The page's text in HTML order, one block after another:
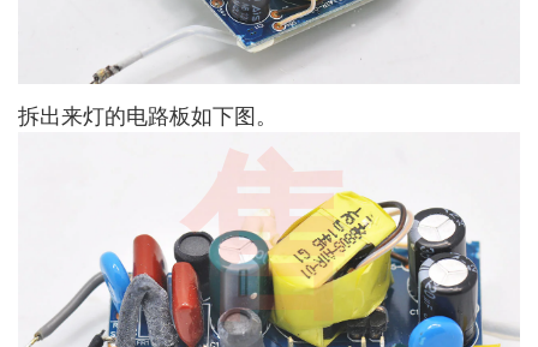
拆出来灯的电路板如下图。
售